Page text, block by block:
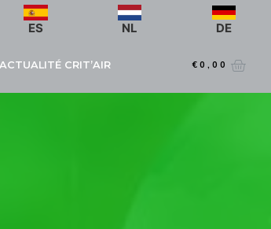
ES NL DE
ACTUALITÉ CRIT’AIR € 0,00